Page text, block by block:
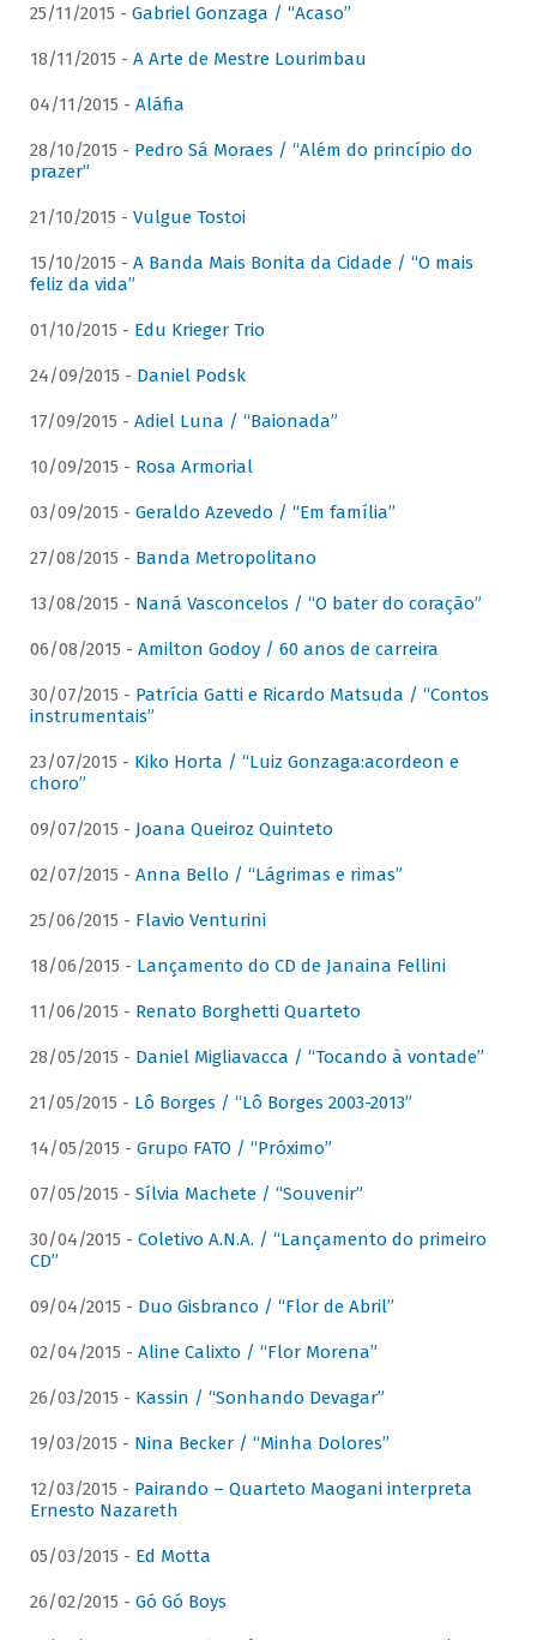
25/11/2015 - Gabriel Gonzaga / “Acaso”
18/11/2015 - A Arte de Mestre Lourimbau
04/11/2015 - Aláfia
28/10/2015 - Pedro Sá Moraes / “Além do princípio do
prazer”
21/10/2015 - Vulgue Tostoi
15/10/2015 - A Banda Mais Bonita da Cidade / “O mais
feliz da vida”
01/10/2015 - Edu Krieger Trio
24/09/2015 - Daniel Podsk
17/09/2015 - Adiel Luna / “Baionada”
10/09/2015 - Rosa Armorial
03/09/2015 - Geraldo Azevedo / “Em família”
27/08/2015 - Banda Metropolitano
13/08/2015 - Naná Vasconcelos / “O bater do coração”
06/08/2015 - Amilton Godoy / 60 anos de carreira
30/07/2015 - Patrícia Gatti e Ricardo Matsuda / “Contos
instrumentais”
23/07/2015 - Kiko Horta / “Luiz Gonzaga:acordeon e
choro”
09/07/2015 - Joana Queiroz Quinteto
02/07/2015 - Anna Bello / “Lágrimas e rimas”
25/06/2015 - Flavio Venturini
18/06/2015 - Lançamento do CD de Janaina Fellini
11/06/2015 - Renato Borghetti Quarteto
28/05/2015 - Daniel Migliavacca / “Tocando à vontade”
21/05/2015 - Lô Borges / “Lô Borges 2003-2013”
14/05/2015 - Grupo FATO / “Próximo”
07/05/2015 - Sílvia Machete / “Souvenir”
30/04/2015 - Coletivo A.N.A. / “Lançamento do primeiro
CD”
09/04/2015 - Duo Gisbranco / “Flor de Abril”
02/04/2015 - Aline Calixto / “Flor Morena”
26/03/2015 - Kassin / “Sonhando Devagar”
19/03/2015 - Nina Becker / “Minha Dolores”
12/03/2015 - Pairando – Quarteto Maogani interpreta
Ernesto Nazareth
05/03/2015 - Ed Motta
26/02/2015 - Gó Gó Boys